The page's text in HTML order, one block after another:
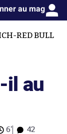
au mag
RED BULL
il au
6' 42